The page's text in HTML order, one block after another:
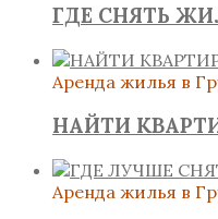
ГДЕ СНЯТЬ
Аренда жилья в
НАЙТИ
Аренда жилья в